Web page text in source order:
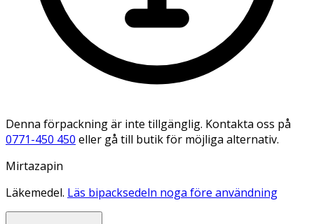
Denna förpackning är inte tillgänglig. Kontakta oss på
0771-450 450 eller gå till butik för möjliga alternativ.
Mirtazapin
Läkemedel. Läs bipacksedeln noga före användning